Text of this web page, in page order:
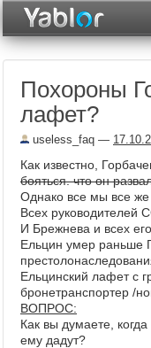
Похороны
лафет?
useless_faq —
Как известно,
бояться. что он
Однако все мы все же
Всех руководителей
И Брежнева и всех
Ельцин умер раньше
Ельцинский лафет с
бронетранспортер /
ВОПРОС:
Как вы думаете,
ему дадут?